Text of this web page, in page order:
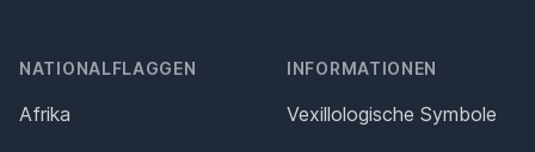
NATIONALFLAGGEN
Afrika
INFORMATIONEN
Vexillologische Symbole